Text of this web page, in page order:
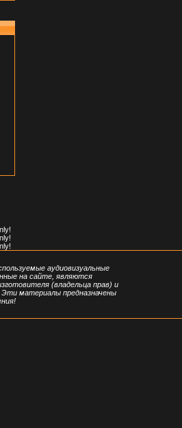
аудиовизуальные
на сайте, являются
(владельца прав) и
материалы предназначены